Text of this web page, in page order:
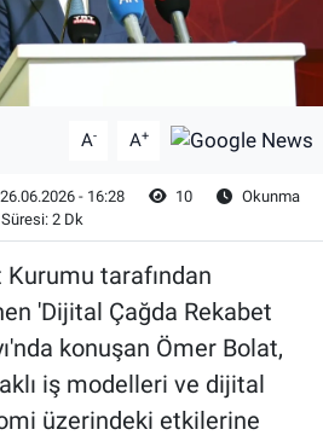
A- A+
26.06.2026 - 16:28 10
Okunma
Süresi: 2 Dk
Kurumu tarafından
'Dijital Çağda Rekabet
konuşan Ömer Bolat,
iş modelleri ve dijital
üzerindeki etkilerine